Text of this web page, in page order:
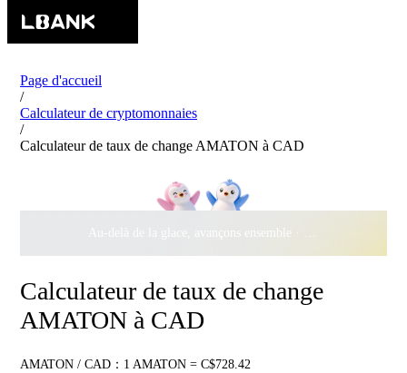
Page d'accueil
/
Calculateur de cryptomonnaies
/
Calculateur de taux de change AMATON à CAD
Au-delà de la glace, avançons ensemble ·
500 000 $
Calculateur de taux de change
AMATON à CAD
AMATON / CAD：1 AMATON = C$728.42